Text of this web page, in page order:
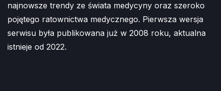
najnowsze trendy ze świata medycyny oraz szeroko
pojętego ratownictwa medycznego. Pierwsza wersja
serwisu była publikowana już w 2008 roku, aktualna
istnieje od 2022.